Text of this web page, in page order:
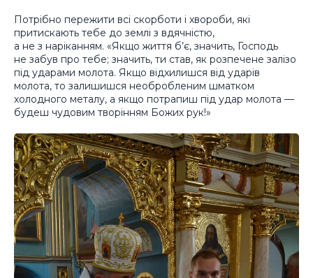
Потрібно пережити всі скорботи і хвороби, які
притискають тебе до землі з вдячністю,
а не з наріканням. «Якщо життя б’є, значить, Господь
не забув про тебе; значить, ти став, як розпечене залізо
під ударами молота. Якщо відхилишся від ударів
молота, то залишишся необробленим шматком
холодного металу, а якщо потрапиш під удар молота —
будеш чудовим творінням Божих рук!»